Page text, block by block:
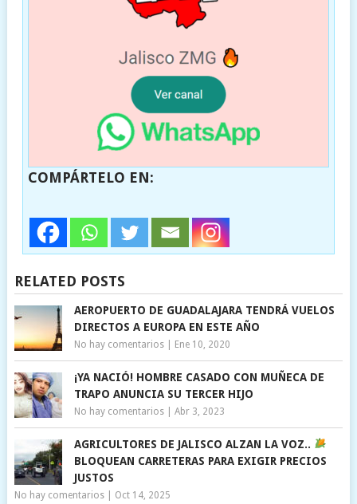
COMPÁRTELO EN:
RELATED POSTS
AEROPUERTO DE GUADALAJARA TENDRÁ VUELOS
DIRECTOS A EUROPA EN ESTE AÑO
No hay comentarios| Ene 10, 2020
¡YA NACIÓ! HOMBRE CASADO CON MUÑECA DE
TRAPO ANUNCIA SU TERCER HIJO
No hay comentarios| Abr 3, 2023
AGRICULTORES DE JALISCO ALZAN LA VOZ..
BLOQUEAN CARRETERAS PARA EXIGIR PRECIOS
JUSTOS
No hay comentarios| Oct 14, 2025